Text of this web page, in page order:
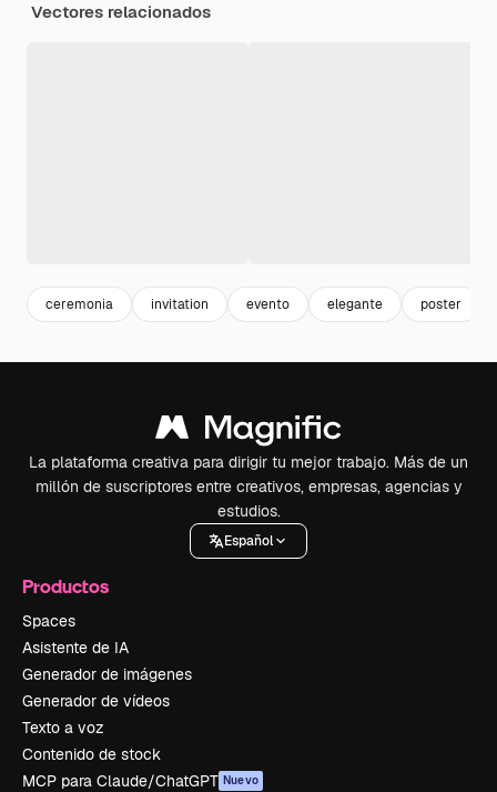
Vectores relacionados
ceremonia invitation evento elegante poster
La plataforma creativa para dirigir tu mejor trabajo. Más de un
millón de suscriptores entre creativos, empresas, agencias y
estudios.
Español
Productos
Spaces
Asistente de IA
Generador de imágenes
Generador de vídeos
Texto a voz
Contenido de stock
MCP para Claude/ChatGPT Nuevo